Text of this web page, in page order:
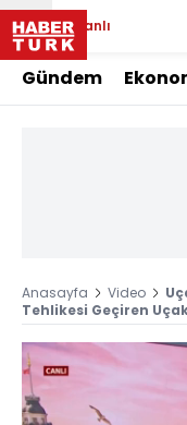
Canlı
Gündem
Anasayfa Video
Tehlikesi Geçiren